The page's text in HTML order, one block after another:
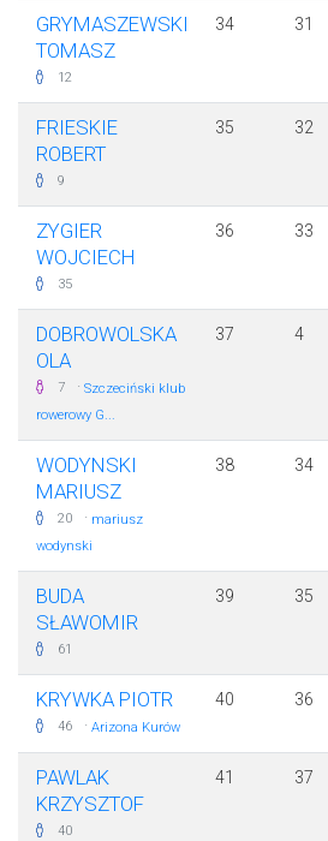
GRYMASZEWSKI
TOMASZ
12
34 31
FRIESKIE
ROBERT
9
35 32
ZYGIER
WOJCIECH
35
36 33
DOBROWOLSKA
OLA
7 · Szczeciński klub
rowerowy G...
37 4
WODYNSKI
MARIUSZ
20 · mariusz
wodynski
38 34
BUDA
SŁAWOMIR
61
39 35
KRYWKA PIOTR
46 · Arizona Kurów
40 36
PAWLAK
KRZYSZTOF
40
41 37